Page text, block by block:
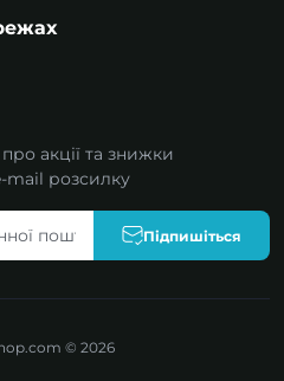
акції та знижки
mail розсилку
Підпишіться
© 2026